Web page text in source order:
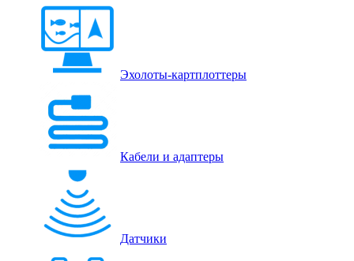
Эхолоты-картплоттеры
Кабели и адаптеры
Датчики